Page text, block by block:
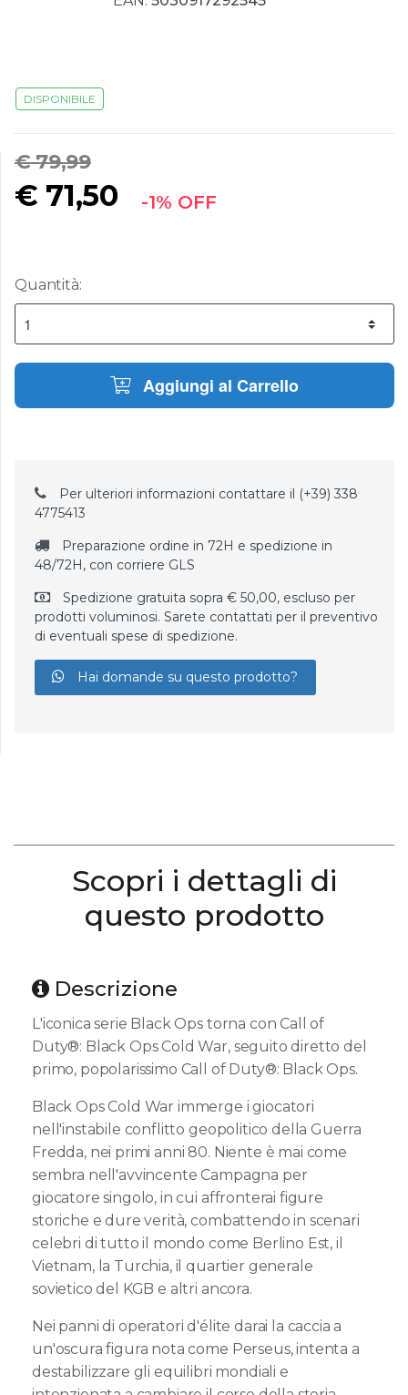
DISPONIBILE
€ 79,99
€ 71,50 -1% OFF
Quantità:
Aggiungi al Carrello
Per ulteriori informazioni contattare il (+39) 338
4775413
Preparazione ordine in 72H e spedizione in
48/72H, con corriere GLS
Spedizione gratuita sopra € 50,00, escluso per
prodotti voluminosi. Sarete contattati per il preventivo
di eventuali spese di spedizione.
Hai domande su questo prodotto?
Scopri i dettagli di
questo prodotto
Descrizione
L'iconica serie Black Ops torna con Call of
Duty®: Black Ops Cold War, seguito diretto del
primo, popolarissimo Call of Duty®: Black Ops.
Black Ops Cold War immerge i giocatori
nell'instabile conflitto geopolitico della Guerra
Fredda, nei primi anni 80. Niente è mai come
sembra nell'avvincente Campagna per
giocatore singolo, in cui affronterai figure
storiche e dure verità, combattendo in scenari
celebri di tutto il mondo come Berlino Est, il
Vietnam, la Turchia, il quartier generale
sovietico del KGB e altri ancora.
Nei panni di operatori d'élite darai la caccia a
un'oscura figura nota come Perseus, intenta a
destabilizzare gli equilibri mondiali e